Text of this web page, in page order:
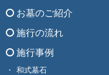
お墓のご紹介
施行の流れ
施行事例
和式墓石